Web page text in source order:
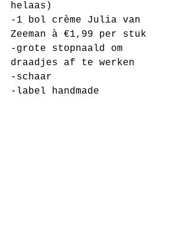
helaas)
-1 bol crème Julia van
Zeeman à €1,99 per stuk
-grote stopnaald om
draadjes af te werken
-schaar
-label handmade